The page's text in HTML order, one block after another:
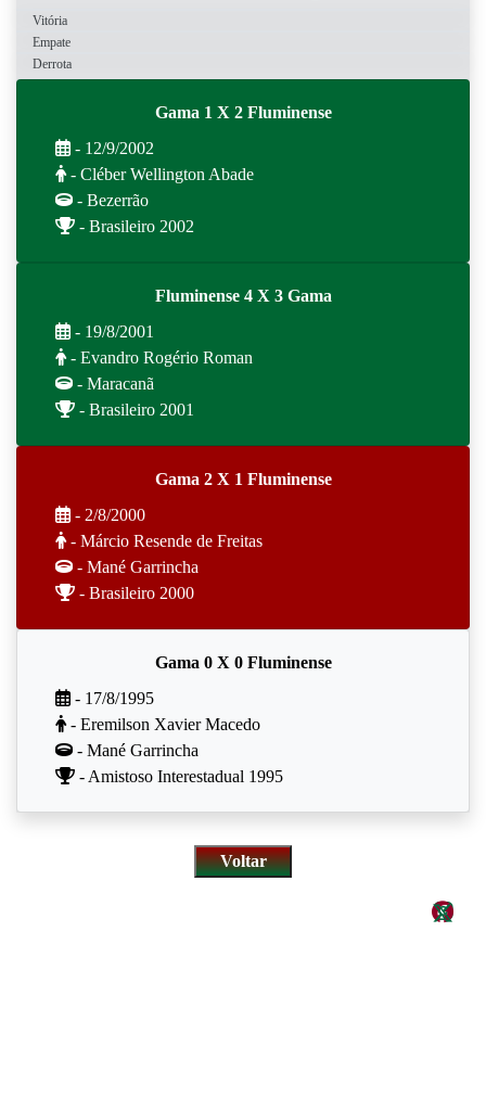
Vitória
Empate
Derrota
Gama 1 X 2 Fluminense
- 12/9/2002
- Cléber Wellington Abade
- Bezerrão
- Brasileiro 2002
Fluminense 4 X 3 Gama
- 19/8/2001
- Evandro Rogério Roman
- Maracanã
- Brasileiro 2001
Gama 2 X 1 Fluminense
- 2/8/2000
- Márcio Resende de Freitas
- Mané Garrincha
- Brasileiro 2000
Gama 0 X 0 Fluminense
- 17/8/1995
- Eremilson Xavier Macedo
- Mané Garrincha
- Amistoso Interestadual 1995